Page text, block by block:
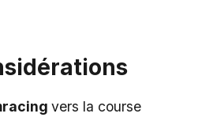
vers la course